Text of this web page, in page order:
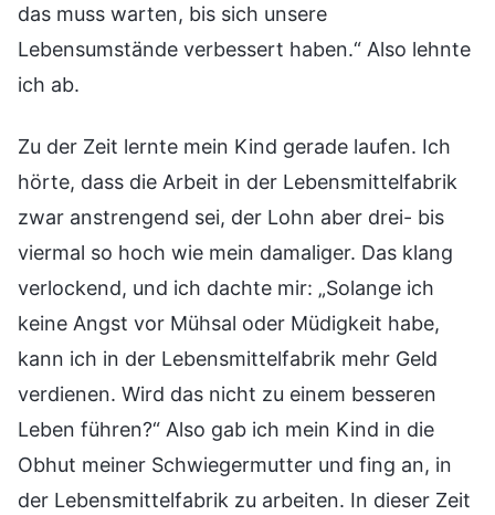
das muss warten, bis sich unsere
Lebensumstände verbessert haben.“ Also lehnte
ich ab.
Zu der Zeit lernte mein Kind gerade laufen. Ich
hörte, dass die Arbeit in der Lebensmittelfabrik
zwar anstrengend sei, der Lohn aber drei- bis
viermal so hoch wie mein damaliger. Das klang
verlockend, und ich dachte mir: „Solange ich
keine Angst vor Mühsal oder Müdigkeit habe,
kann ich in der Lebensmittelfabrik mehr Geld
verdienen. Wird das nicht zu einem besseren
Leben führen?“ Also gab ich mein Kind in die
Obhut meiner Schwiegermutter und fing an, in
der Lebensmittelfabrik zu arbeiten. In dieser Zeit